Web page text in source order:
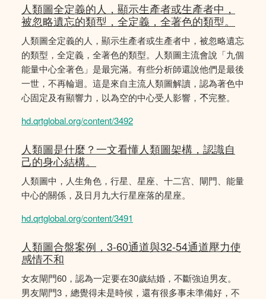
人類圖全定義的人，顯示生產者或生產者中，
被忽略遺忘的類型，全定義，全著色的類型。
人類圖全定義的人，顯示生產者或生產者中，被忽略遺忘
的類型，全定義，全著色的類型。人類圖主流會說「九個
能量中心全著色」是最完滿。有些分析師還說他們是最後
一世，不再輪迴。這是來自主流人類圖解讀，認為著色中
心固定及有顯響力，以為空的中心受人影響，𣎴完整。
hd.qrtglobal.org/content/3492
人類圖是什麼？一文看懂人類圖架構，認識自
己的身心結構。
人類圖中，人生角色，行星、星座、十二宫、閘門、能量
中心的關係，及日月九大行星座落的星座。
hd.qrtglobal.org/content/3491
人類圖合盤案例，3-60通道與32-54通道壓力使
感情不和
女友閘門60，認為一定要在30歲結婚，不斷強迫男友。
男友閘門3，總覺得未是時候，還有很多事未準備好，不